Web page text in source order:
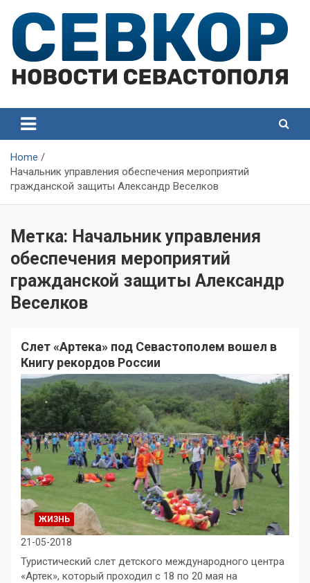
content
Севастополя
Севастополя
Home
Начальник управления обеспечения мероприятий
гражданской защиты Александр Веселков
Метка: Начальник управления
обеспечения мероприятий
гражданской защиты Александр
Веселков
Слет «Артека» под Севастополем вошел в
Книгу рекордов России
ЖИЗНЬ
21-05-2018
Туристический слет детского международного центра
«Артек», который проходил с 18 по 20 мая на